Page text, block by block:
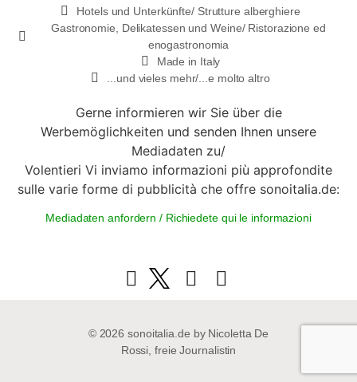
Hotels und Unterkünfte/ Strutture alberghiere
Gastronomie, Delikatessen und Weine/ Ristorazione ed
enogastronomia
Made in Italy
...und vieles mehr/...e molto altro
Gerne informieren wir Sie über die
Werbemöglichkeiten und senden Ihnen unsere
Mediadaten zu/
Volentieri Vi inviamo informazioni più approfondite
sulle varie forme di pubblicità che offre sonoitalia.de:
Mediadaten anfordern / Richiedete qui le informazioni
© 2026 sonoitalia.de by Nicoletta De
Rossi, freie Journalistin